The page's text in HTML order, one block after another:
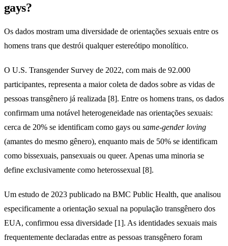
gays?
Os dados mostram uma diversidade de orientações sexuais entre os
homens trans que destrói qualquer estereótipo monolítico.
O U.S. Transgender Survey de 2022, com mais de 92.000
participantes, representa a maior coleta de dados sobre as vidas de
pessoas transgênero já realizada [8]. Entre os homens trans, os dados
confirmam uma notável heterogeneidade nas orientações sexuais:
cerca de 20% se identificam como gays ou same-gender loving
(amantes do mesmo gênero), enquanto mais de 50% se identificam
como bissexuais, pansexuais ou queer. Apenas uma minoria se
define exclusivamente como heterossexual [8].
Um estudo de 2023 publicado na BMC Public Health, que analisou
especificamente a orientação sexual na população transgênero dos
EUA, confirmou essa diversidade [1]. As identidades sexuais mais
frequentemente declaradas entre as pessoas transgênero foram